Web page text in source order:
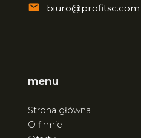
biuro@profitsc.com
menu
Strona główna
O firmie